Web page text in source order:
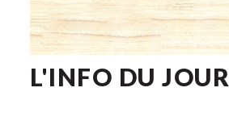
L'INFO DU JOUR